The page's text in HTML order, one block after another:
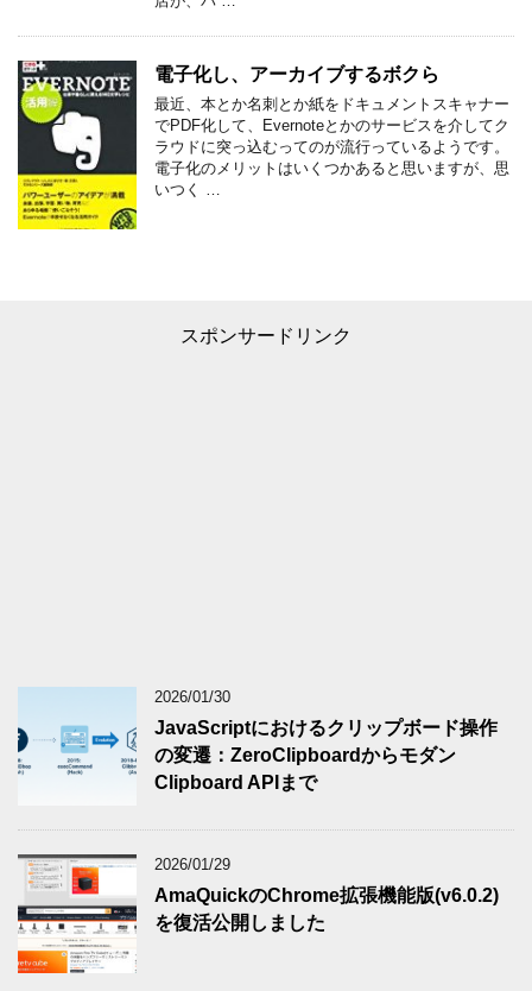
電子化し、アーカイブするボクら
最近、本とか名刺とか紙をドキュメントスキャナー
でPDF化して、Evernoteとかのサービスを介してク
ラウドに突っ込むってのが流行っているようです。
電子化のメリットはいくつかあると思いますが、思
いつく …
スポンサードリンク
2026/01/30
JavaScriptにおけるクリップボード操作
の変遷：ZeroClipboardからモダン
Clipboard APIまで
2026/01/29
AmaQuickのChrome拡張機能版(v6.0.2)
を復活公開しました